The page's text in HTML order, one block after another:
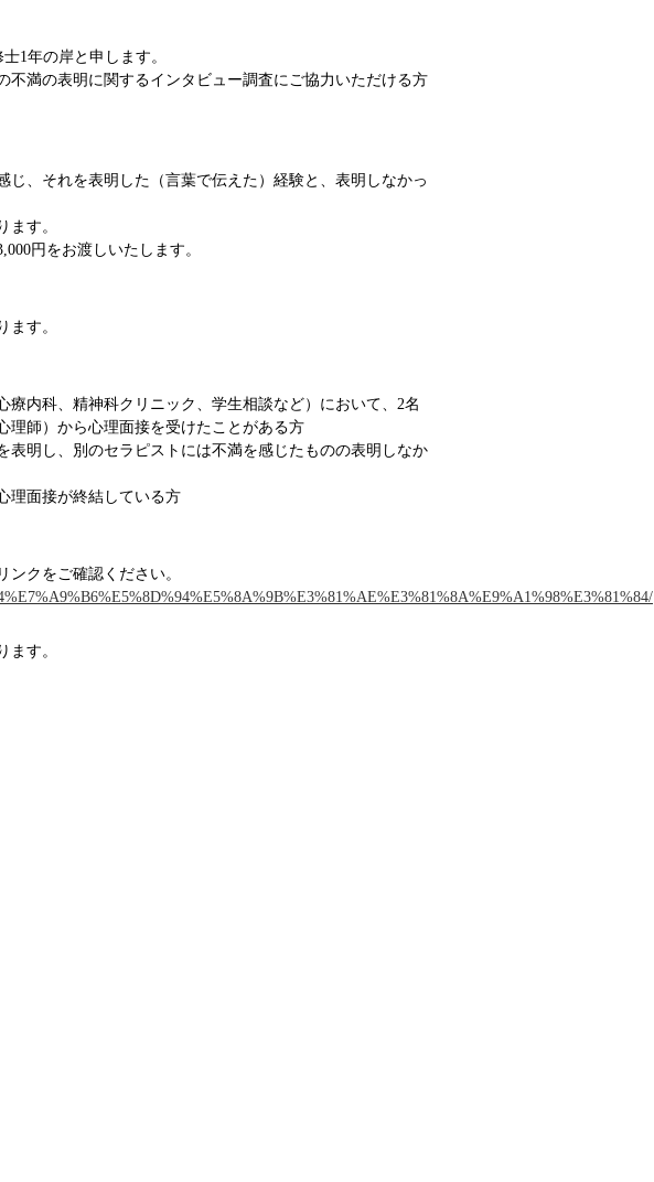
1年の岸と申します。
不満の表明に関するインタビュー調査にご協力いただける方
じ、それを表明した（言葉で伝えた）経験と、表明しなかっ
ます。
円をお渡しいたします。
ます。
療内科、精神科クリニック、学生相談など）において、2名
理師）から心理面接を受けたことがある方
表明し、別のセラピストには不満を感じたものの表明しなか
理面接が終結している方
クをご確認ください。
ます。